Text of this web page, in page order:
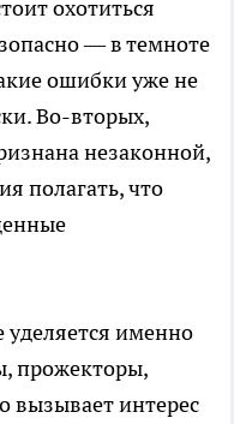
охотиться
— в темноте
ошибки уже не
Во-вторых,
незаконной,
полагать, что
уделяется именно
прожекторы,
вызывает интерес